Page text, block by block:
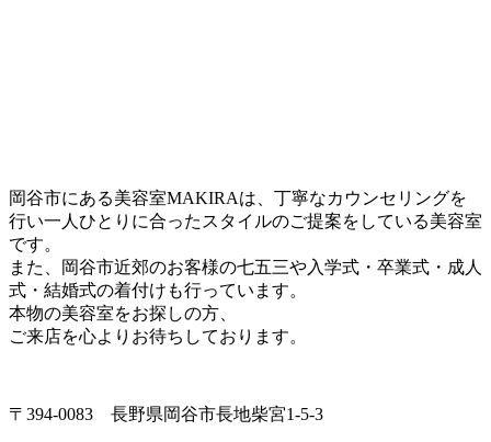
岡谷市にある美容室MAKIRAは、丁寧なカウンセリングを
行い一人ひとりに合ったスタイルのご提案をしている美容室
です。
また、岡谷市近郊のお客様の七五三や入学式・卒業式・成人
式・結婚式の着付けも行っています。
本物の美容室をお探しの方、
ご来店を心よりお待ちしております。
〒394-0083 長野県岡谷市長地柴宮1-5-3